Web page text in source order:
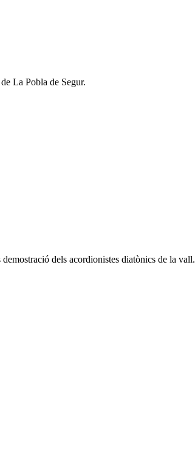
La Pobla de Segur.
dels acordionistes diatònics de la vall.